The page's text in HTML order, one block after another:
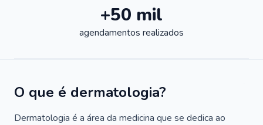
+50 mil
agendamentos realizados
O que é dermatologia?
Dermatologia é a área da medicina que se dedica ao